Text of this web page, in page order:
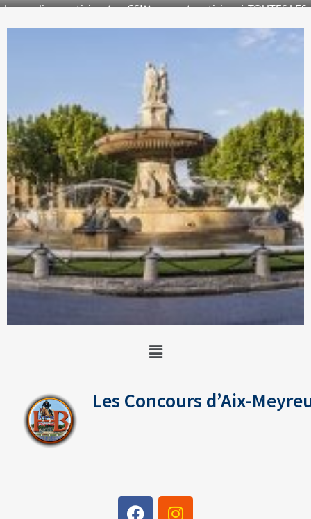
Le cavaliers participant au CSI** peuvent participer à TOUTES LES
Les Concours d’Aix-